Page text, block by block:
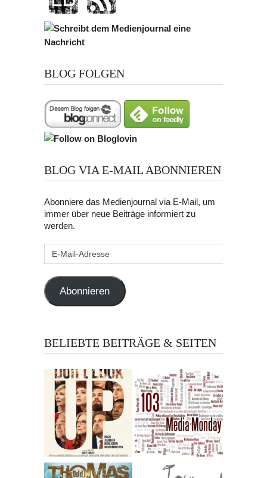
BLOG FOLGEN
BLOG VIA E-MAIL ABONNIEREN
Abonniere das Medienjournal via E-Mail, um
immer über neue Beiträge informiert zu
werden.
Abonnieren
BELIEBTE BEITRÄGE & SEITEN